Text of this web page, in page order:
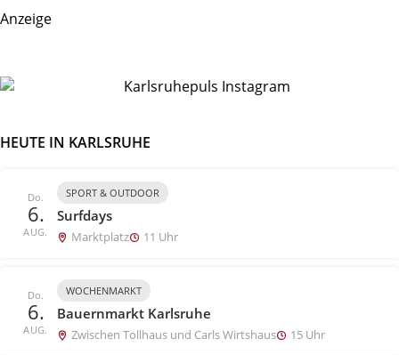
Anzeige
HEUTE IN KARLSRUHE
Do.
6.
AUG.
SPORT & OUTDOOR
Surfdays
Marktplatz 11 Uhr
Do.
6.
AUG.
WOCHENMARKT
Bauernmarkt Karlsruhe
Zwischen Tollhaus und Carls Wirtshaus 15 Uhr